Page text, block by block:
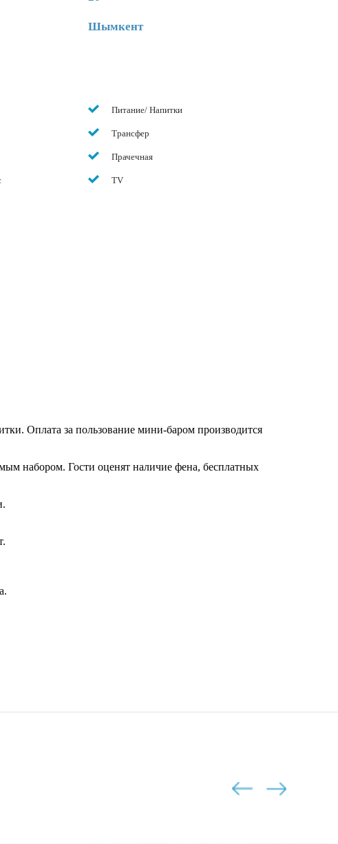
Шымкент
Питание/ Напитки
Трансфер
Прачечная
TV
Оплата за пользование мини-баром производится
набором. Гости оценят наличие фена, бесплатных